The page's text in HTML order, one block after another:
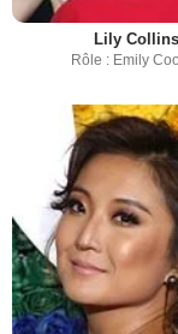
Lily Collins
Rôle : Emily